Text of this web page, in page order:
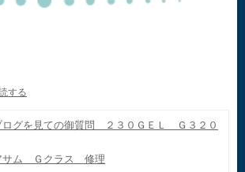
ログを見ての御質問 ２３０ＧＥＬ Ｇ３２０
サム Ｇクラス 修理